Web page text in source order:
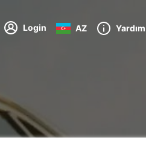
Login AZ Yardım